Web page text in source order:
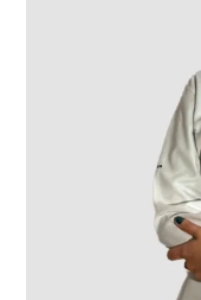
Gracias por